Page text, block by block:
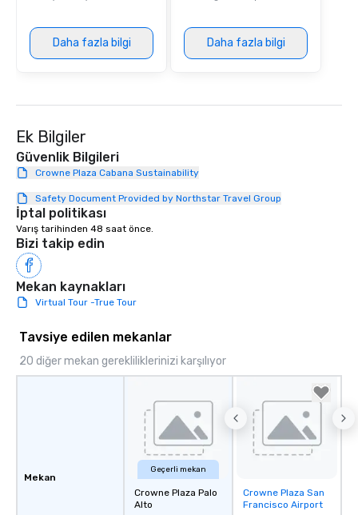
Daha fazla bilgi Daha fazla bilgi
Ek Bilgiler
Güvenlik Bilgileri
Crowne Plaza Cabana Sustainability
Safety Document Provided by Northstar Travel Group
İptal politikası
Varış tarihinden 48 saat önce.
Bizi takip edin
Mekan kaynakları
Virtual Tour -True Tour
Tavsiye edilen mekanlar
20 diğer mekan gerekliliklerinizi karşılıyor
Mekan
Geçerli mekan
Crowne Plaza Palo
Alto
Removed from
favorites
Crowne Plaza San
Francisco Airport